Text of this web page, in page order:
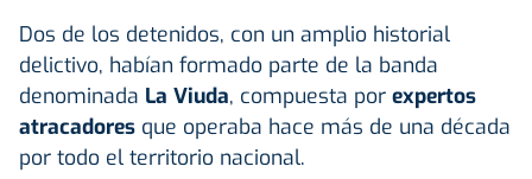
Dos de los detenidos, con un amplio historial
delictivo, habían formado parte de la banda
denominada La Viuda, compuesta por expertos
atracadores que operaba hace más de una década
por todo el territorio nacional.